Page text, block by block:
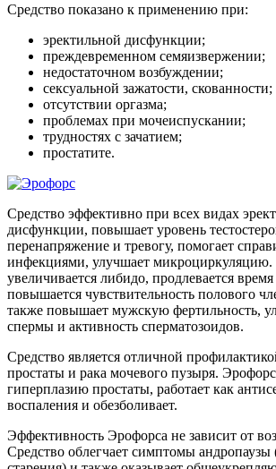
Средство показано к применению при:
эректильной дисфункции;
преждевременном семяизвержении;
недостаточном возбуждении;
сексуальной зажатости, скованности;
отсутствии оргазма;
проблемах при мочеиспускании;
трудностях с зачатием;
простатите.
Средство эффективно при всех видах
дисфункции, повышает уровень
перенапряжение и тревогу, помогает
инфекциями, улучшает микроциркуляцию.
увеличивается либидо, продлевается
повышается чувствительность полового
также повышает мужскую фертильность,
спермы и активность сперматозоидов.
Средство является отличной
простаты и рака мочевого пузыря.
гиперплазию простаты, работает как
воспаления и обезболивает.
Эффективность Эрофорса не зависит от
Средство облегчает симптомы андропаузы